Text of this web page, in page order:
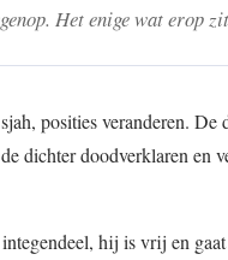
Het enige wat erop
posities veranderen.
dichter doodverklaren en
hij is vrij en